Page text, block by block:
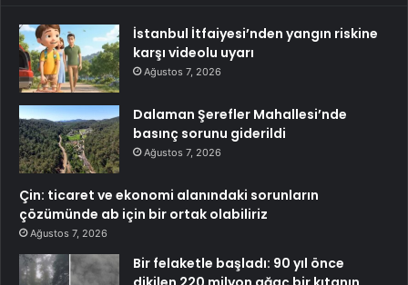
İstanbul İtfaiyesi’nden yangın riskine
karşı videolu uyarı
Ağustos 7, 2026
Dalaman Şerefler Mahallesi’nde
basınç sorunu giderildi
Ağustos 7, 2026
Çin: ticaret ve ekonomi alanındaki sorunların
çözümünde ab için bir ortak olabiliriz
Ağustos 7, 2026
Bir felaketle başladı: 90 yıl önce